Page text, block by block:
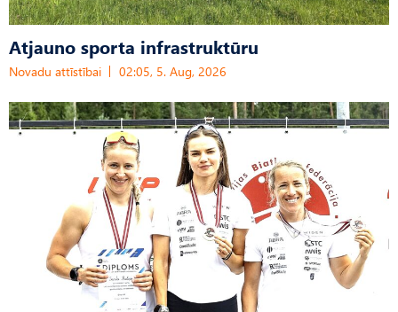
Atjauno sporta infrastruktūru
Novadu attīstībai 02:05, 5. Aug, 2026